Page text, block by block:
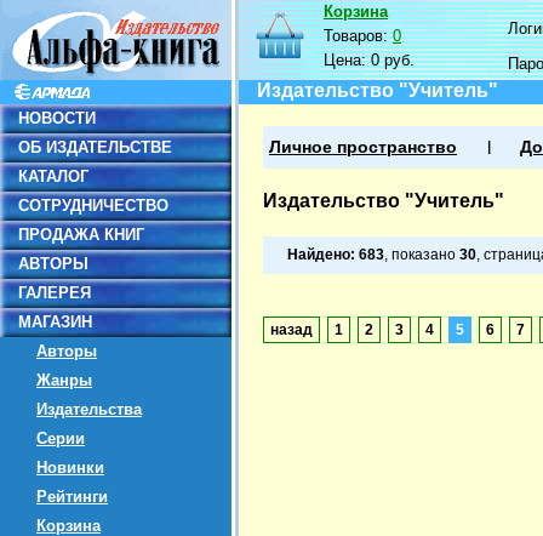
НОВОСТИ
ОБ ИЗДАТЕЛЬСТВЕ
КАТАЛОГ
СОТРУДНИЧЕСТВО
ПРОДАЖА КНИГ
АВТОРЫ
ГАЛЕРЕЯ
МАГАЗИН
Авторы
Жанры
Издательства
Серии
Новинки
Рейтинги
Корзина
Корзина
Товаров:0
Цена:0 руб.
Издательство "Учитель"
Личное пространство
Издательство "Учитель"
Найдено: 683, показано 30,
назад 1 2 3 4 5 6 7